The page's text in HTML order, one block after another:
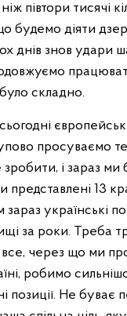
півтори тисячі
будемо діяти
днів знов удари
складно.
просуваємо
зробити, і зараз ми
представлені 13
зараз українські
за роки. Треба
через що ми
робимо
позиції. Не